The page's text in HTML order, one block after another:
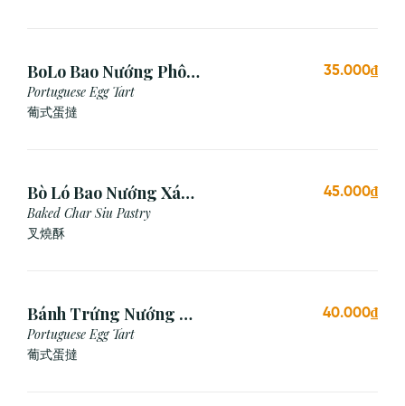
BoLo Bao Nướng Phô
Mai (1 Cái)
Portuguese Egg Tart
葡式蛋撻
35.000₫
Bò Ló Bao Nướng Xá
Xíu (1 Cái)
Baked Char Siu Pastry
叉燒酥
45.000₫
Bánh Trứng Nướng Bồ
Đào Nha (2 Cái)
Portuguese Egg Tart
葡式蛋撻
40.000₫